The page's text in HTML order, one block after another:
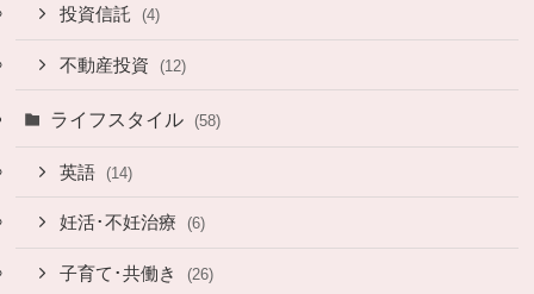
投資信託 (4)
不動産投資 (12)
ライフスタイル (58)
英語 (14)
妊活･不妊治療 (6)
子育て･共働き (26)